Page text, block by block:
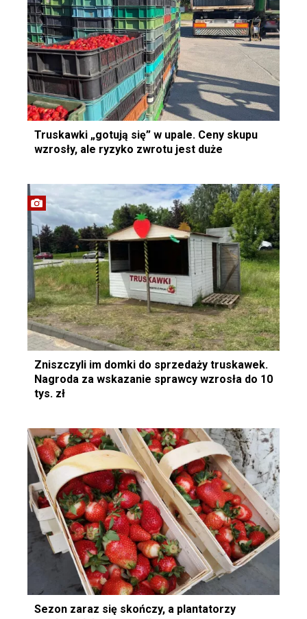
Truskawki „gotują się” w upale. Ceny skupu
wzrosły, ale ryzyko zwrotu jest duże
Zniszczyli im domki do sprzedaży truskawek.
Nagroda za wskazanie sprawcy wzrosła do 10
tys. zł
Sezon zaraz się skończy, a plantatorzy